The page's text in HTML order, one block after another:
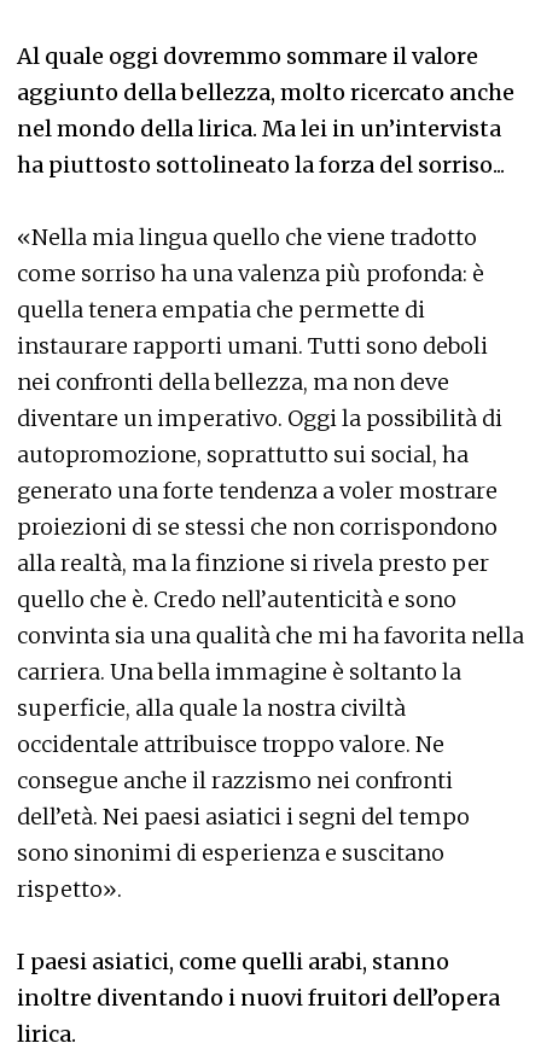
Al quale oggi dovremmo sommare il valore
aggiunto della bellezza, molto ricercato anche
nel mondo della lirica. Ma lei in un’intervista
ha piuttosto sottolineato la forza del sorriso...
«Nella mia lingua quello che viene tradotto
come sorriso ha una valenza più profonda: è
quella tenera empatia che permette di
instaurare rapporti umani. Tutti sono deboli
nei confronti della bellezza, ma non deve
diventare un imperativo. Oggi la possibilità di
autopromozione, soprattutto sui social, ha
generato una forte tendenza a voler mostrare
proiezioni di se stessi che non corrispondono
alla realtà, ma la finzione si rivela presto per
quello che è. Credo nell’autenticità e sono
convinta sia una qualità che mi ha favorita nella
carriera. Una bella immagine è soltanto la
superficie, alla quale la nostra civiltà
occidentale attribuisce troppo valore. Ne
consegue anche il razzismo nei confronti
dell’età. Nei paesi asiatici i segni del tempo
sono sinonimi di esperienza e suscitano
rispetto».
I paesi asiatici, come quelli arabi, stanno
inoltre diventando i nuovi fruitori dell’opera
lirica.